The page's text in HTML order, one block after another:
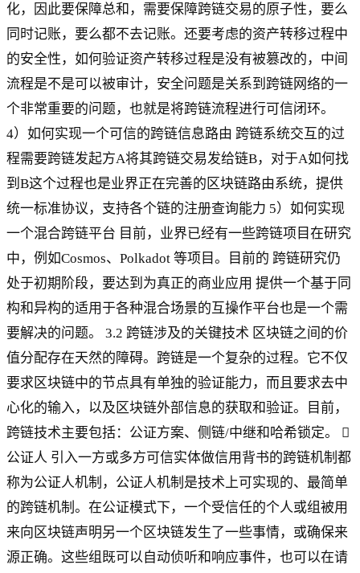
化，因此要保障总和，需要保障跨链交易的原子性，要么
同时记账，要么都不去记账。还要考虑的资产转移过程中
的安全性，如何验证资产转移过程是没有被篡改的，中间
流程是不是可以被审计，安全问题是关系到跨链网络的一
个非常重要的问题，也就是将跨链流程进行可信闭环。
4）如何实现一个可信的跨链信息路由 跨链系统交互的过
程需要跨链发起方A将其跨链交易发给链B，对于A如何找
到B这个过程也是业界正在完善的区块链路由系统，提供
统一标准协议，支持各个链的注册查询能力 5）如何实现
一个混合跨链平台 目前，业界已经有一些跨链项目在研究
中，例如Cosmos、Polkadot 等项目。目前的 跨链研究仍
处于初期阶段，要达到为真正的商业应用 提供一个基于同
构和异构的适用于各种混合场景的互操作平台也是一个需
要解决的问题。 3.2 跨链涉及的关键技术 区块链之间的价
值分配存在天然的障碍。跨链是一个复杂的过程。它不仅
要求区块链中的节点具有单独的验证能力，而且要求去中
心化的输入，以及区块链外部信息的获取和验证。目前，
跨链技术主要包括：公证方案、侧链/中继和哈希锁定。 
公证人 引入一方或多方可信实体做信用背书的跨链机制都
称为公证人机制，公证人机制是技术上可实现的、最简单
的跨链机制。在公证模式下，一个受信任的个人或组被用
来向区块链声明另一个区块链发生了一些事情，或确保来
源正确。这些组既可以自动侦听和响应事件，也可以在请